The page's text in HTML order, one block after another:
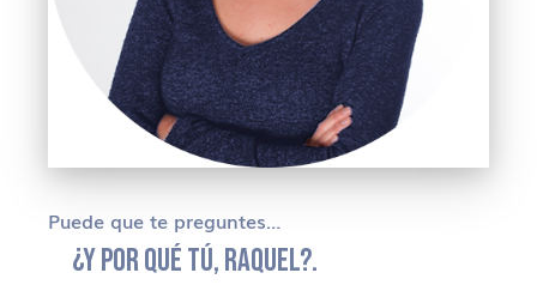
Puede que te preguntes…
¿Y POR QUÉ TÚ, RAQUEL?.